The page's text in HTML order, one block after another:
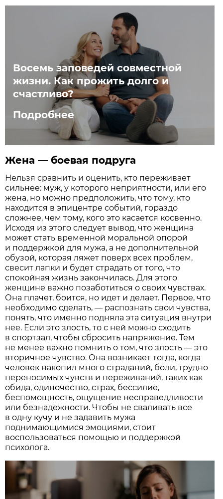
Восемь заповедей совместной
жизни. Как прожить долго и
счастливо?
Подробнее
Жена — боевая подруга
Нельзя сравнить и оценить, кто переживает
сильнее: муж, у которого неприятности, или его
жена, но можно предположить, что тому, кто
находится в эпицентре событий, гораздо
сложнее, чем тому, кого это касается косвенно.
Исходя из этого следует вывод, что женщина
может стать временной моральной опорой
и поддержкой для мужа, а не дополнительной
обузой, которая ляжет поверх всех проблем,
свесит лапки и будет страдать от того, что
спокойная жизнь закончилась. Для этого
женщине важно позаботиться о своих чувствах.
Она плачет, боится, но идет и делает. Первое, что
необходимо сделать, — распознать свои чувства,
понять, что именно подняла эта ситуация внутри
нее. Если это злость, то с ней можно сходить
в спортзал, чтобы сбросить напряжение. Тем
не менее важно помнить о том, что злость — это
вторичное чувство. Она возникает тогда, когда
человек накопил много страданий, боли, трудно
переносимых чувств и переживаний, таких как
обида, одиночество, страх, бессилие,
беспомощность, ощущение несправедливости
или безнадежности. Чтобы не сваливать все
в одну кучу и не задавить мужа
поднимающимися эмоциями, стоит
воспользоваться помощью и поддержкой
психолога.